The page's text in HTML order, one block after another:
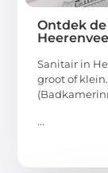
Ontdek
Sanitair in
groot of
...